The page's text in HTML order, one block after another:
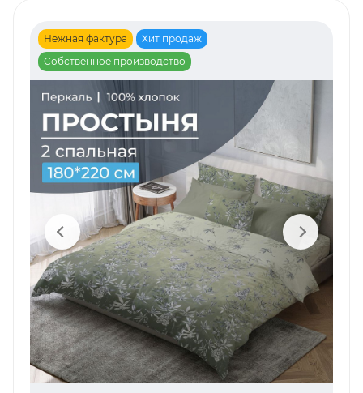
Нежная фактура
Хит продаж
Собственное производство